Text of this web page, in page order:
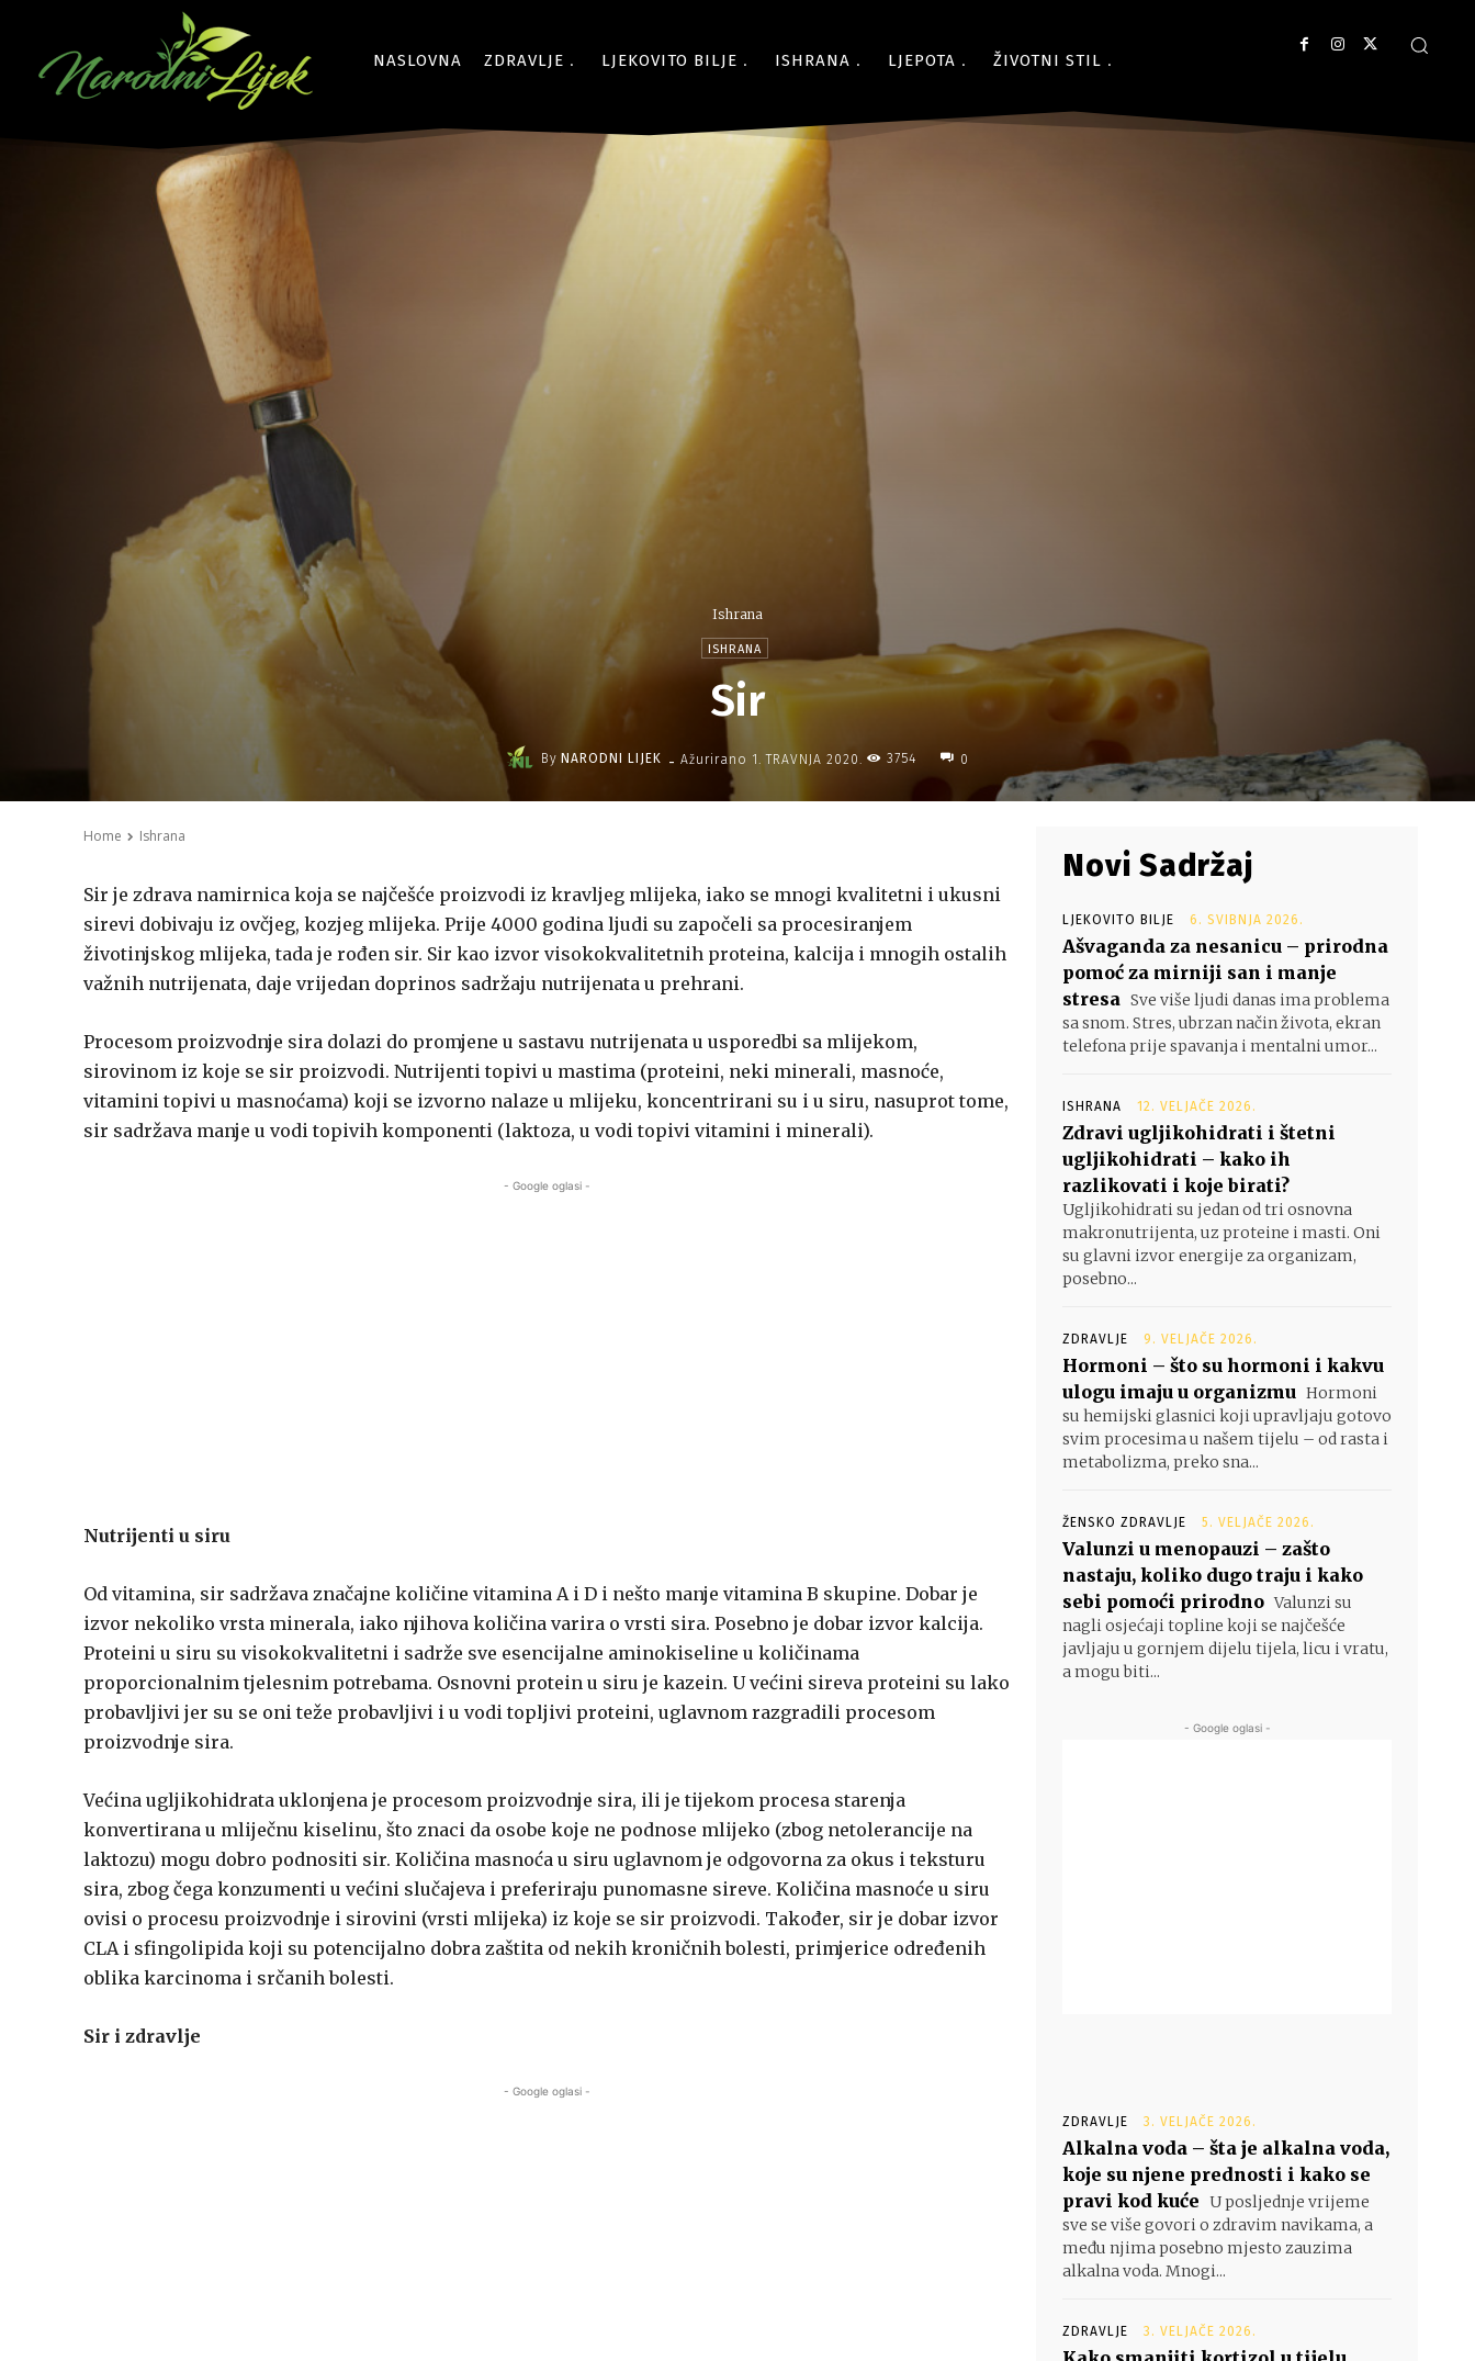
NASLOVNA ZDRAVLJE LJEKOVITO BILJE ISHRANA LJEPOTA ŽIVOTNI STIL
Ishrana
ISHRANA
Sir
By NARODNI LIJEK - Ažurirano 1. TRAVNJA 2020. 3754 0
Home Ishrana
Sir je zdrava namirnica koja se najčešće proizvodi iz kravljeg mlijeka, iako se mnogi kvalitetni i ukusni
sirevi dobivaju iz ovčjeg, kozjeg mlijeka. Prije 4000 godina ljudi su započeli sa procesiranjem
životinjskog mlijeka, tada je rođen sir. Sir kao izvor visokokvalitetnih proteina, kalcija i mnogih ostalih
važnih nutrijenata, daje vrijedan doprinos sadržaju nutrijenata u prehrani.
Procesom proizvodnje sira dolazi do promjene u sastavu nutrijenata u usporedbi sa mlijekom,
sirovinom iz koje se sir proizvodi. Nutrijenti topivi u mastima (proteini, neki minerali, masnoće,
vitamini topivi u masnoćama) koji se izvorno nalaze u mlijeku, koncentrirani su i u siru, nasuprot tome,
sir sadržava manje u vodi topivih komponenti (laktoza, u vodi topivi vitamini i minerali).
- Google oglasi -
Nutrijenti u siru
Od vitamina, sir sadržava značajne količine vitamina A i D i nešto manje vitamina B skupine. Dobar je
izvor nekoliko vrsta minerala, iako njihova količina varira o vrsti sira. Posebno je dobar izvor kalcija.
Proteini u siru su visokokvalitetni i sadrže sve esencijalne aminokiseline u količinama
proporcionalnim tjelesnim potrebama. Osnovni protein u siru je kazein. U većini sireva proteini su lako
probavljivi jer su se oni teže probavljivi i u vodi topljivi proteini, uglavnom razgradili procesom
proizvodnje sira.
Većina ugljikohidrata uklonjena je procesom proizvodnje sira, ili je tijekom procesa starenja
konvertirana u mliječnu kiselinu, što znaci da osobe koje ne podnose mlijeko (zbog netolerancije na
laktozu) mogu dobro podnositi sir. Količina masnoća u siru uglavnom je odgovorna za okus i teksturu
sira, zbog čega konzumenti u većini slučajeva i preferiraju punomasne sireve. Količina masnoće u siru
ovisi o procesu proizvodnje i sirovini (vrsti mlijeka) iz koje se sir proizvodi. Također, sir je dobar izvor
CLA i sfingolipida koji su potencijalno dobra zaštita od nekih kroničnih bolesti, primjerice određenih
oblika karcinoma i srčanih bolesti.
Sir i zdravlje
- Google oglasi -
Novi Sadržaj
LJEKOVITO BILJE 6. SVIBNJA 2026.
Ašvaganda za nesanicu – prirodna
pomoć za mirniji san i manje
stresa Sve više ljudi danas ima problema
sa snom. Stres, ubrzan način života, ekran
telefona prije spavanja i mentalni umor...
ISHRANA 12. VELJAČE 2026.
Zdravi ugljikohidrati i štetni
ugljikohidrati – kako ih
razlikovati i koje birati?
Ugljikohidrati su jedan od tri osnovna
makronutrijenta, uz proteine i masti. Oni
su glavni izvor energije za organizam,
posebno...
ZDRAVLJE 9. VELJAČE 2026.
Hormoni – što su hormoni i kakvu
ulogu imaju u organizmu Hormoni
su hemijski glasnici koji upravljaju gotovo
svim procesima u našem tijelu – od rasta i
metabolizma, preko sna...
ŽENSKO ZDRAVLJE 5. VELJAČE 2026.
Valunzi u menopauzi – zašto
nastaju, koliko dugo traju i kako
sebi pomoći prirodno Valunzi su
nagli osjećaji topline koji se najčešće
javljaju u gornjem dijelu tijela, licu i vratu,
a mogu biti...
- Google oglasi -
ZDRAVLJE 3. VELJAČE 2026.
Alkalna voda – šta je alkalna voda,
koje su njene prednosti i kako se
pravi kod kuće U posljednje vrijeme
sve se više govori o zdravim navikama, a
među njima posebno mjesto zauzima
alkalna voda. Mnogi...
ZDRAVLJE 3. VELJAČE 2026.